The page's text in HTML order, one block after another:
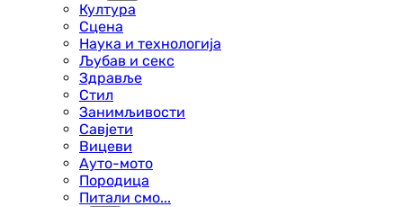
Култура
Сцена
Наука и технологија
Љубав и секс
Здравље
Стил
Занимљивости
Савјети
Вицеви
Ауто-мото
Породица
Питали смо...